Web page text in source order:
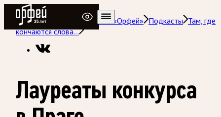
Радио Орфей
Радио классической музыки «Орфей» Подкасты Там, где
кончаются слова…
Лауреаты конкурса